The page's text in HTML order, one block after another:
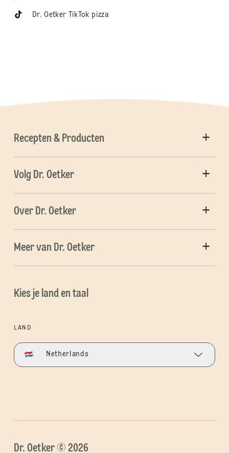
Dr. Oetker TikTok pizza
Recepten & Producten
Volg Dr. Oetker
Over Dr. Oetker
Meer van Dr. Oetker
Kies je land en taal
LAND
Netherlands
Dr. Oetker © 2026